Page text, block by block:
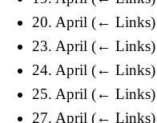
20. April (← Links)
23. April (← Links)
24. April (← Links)
25. April (← Links)
27. April (← Links)